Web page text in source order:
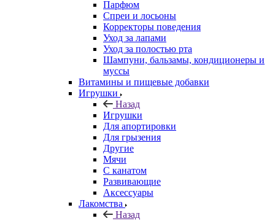
Парфюм
Спреи и лосьоны
Корректоры поведения
Уход за лапами
Уход за полостью рта
Шампуни, бальзамы, кондиционеры и
муссы
Витамины и пищевые добавки
Игрушки
Назад
Игрушки
Для апортировки
Для грызения
Другие
Мячи
С канатом
Развивающие
Аксессуары
Лакомства
Назад